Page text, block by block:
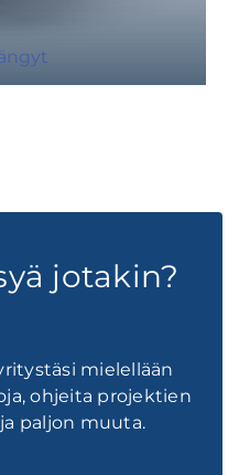
jotakin?
mielellään
ohjeita projektien
paljon muuta.